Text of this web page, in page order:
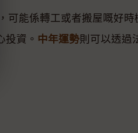
可能係轉工或者搬屋嘅好時
投資。 中年運勢則可以透過